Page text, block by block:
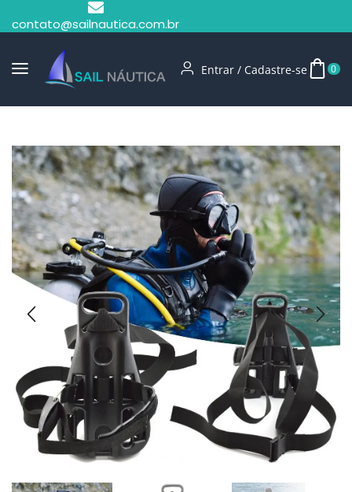
contato@sailnautica.com.br
Entrar / Cadastre-se 0